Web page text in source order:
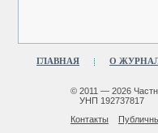
ГЛАВНАЯ О
© 2011 — 2026
УНП 192737817
Контакты